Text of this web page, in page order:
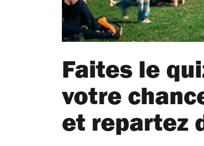
Faites le
votre
et repartez